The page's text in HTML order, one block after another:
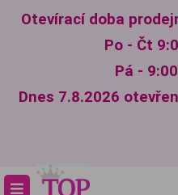
Otevírací doba
Po - Čt
Pá -
Dnes 7.8.2026